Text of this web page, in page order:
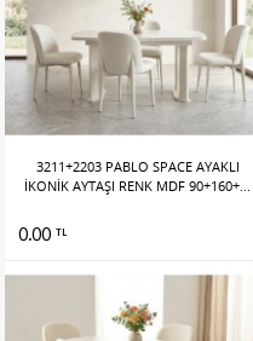
3211+2203 PABLO SPACE AYAKLI
İKONİK AYTAŞI RENK MDF 90+160+...
0.00 TL